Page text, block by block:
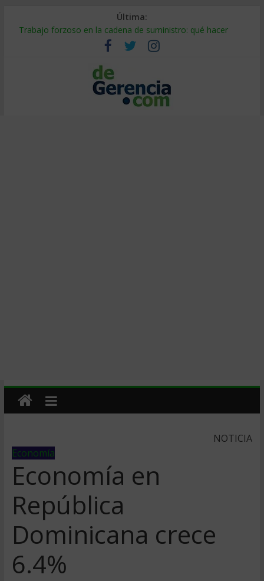
Última:
Trabajo forzoso en la cadena de suministro: qué hacer
Mercado hispano de EE. UU.: cómo segmentarlo y venderle
Stablecoins para empresas: cómo pagar y cobrar en 2026
Despido silencioso: qué es y por qué sale tan caro
IA en selección de personal: cómo auditarla a tiempo
NOTICIA
Economía
Economía en
República
Dominicana crece
6.4%